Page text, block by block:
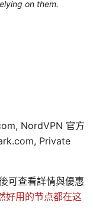
on them.
NordVPN 官方
Private
可查看詳情與優惠
好用的节点都在这